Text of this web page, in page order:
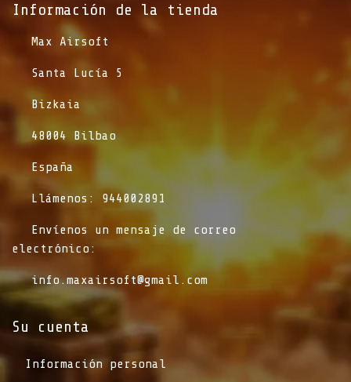
Información de la tienda​
​Max Airsoft
​Santa Lucía 5
​Bizkaia
​48004 Bilbao
​España
​Llámenos: 944002891
​Envíenos un mensaje de correo
electrónico:
info.maxairsoft@gmail.com
Su cuenta
Información personal